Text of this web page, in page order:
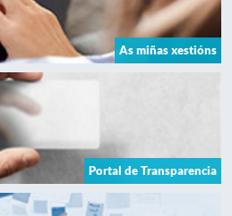
As miñas xestións
Portal de Transparencia